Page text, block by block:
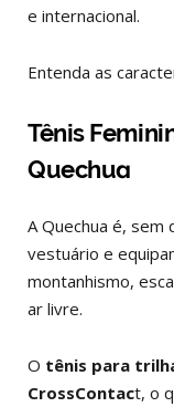
e internacional.
Entenda as
Tênis
Quechua
A Quechua é, sem
vestuário e
montanhismo,
ar livre.
O tênis para
CrossContact, o